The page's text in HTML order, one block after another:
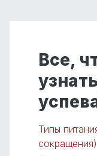
Все,
Типы
сокращения)